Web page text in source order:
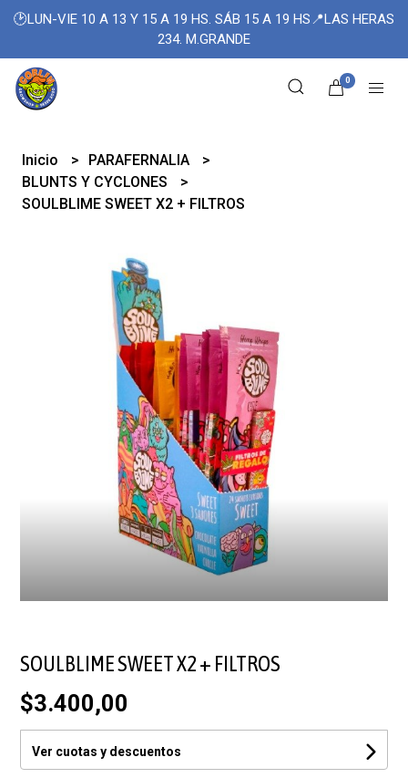
🕑LUN-VIE 10 A 13 Y 15 A 19 HS. SÁB 15 A 19 HS📍LAS HERAS
234. M.GRANDE
0
Inicio
PARAFERNALIA
BLUNTS Y CYCLONES
SOULBLIME SWEET X2 + FILTROS
SOULBLIME SWEET X2 + FILTROS
$3.400,00
Ver cuotas y descuentos